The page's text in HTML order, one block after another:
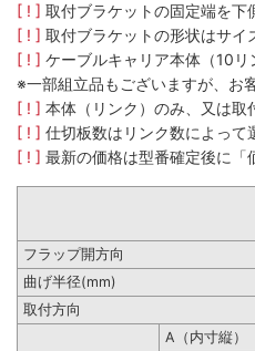
[ ! ] 取付ブラケットの固定端を下
[ ! ] 取付ブラケットの形状はサイ
[ ! ] ケーブルキャリア本体（10
※一部組立品もございますが、お
[ ! ] 本体（リンク）のみ、又は取
[ ! ] 仕切板数はリンク数によって
[ ! ] 最新の価格は型番確定後に「
フラップ開方向
曲げ半径(mm)
取付方向
A（内寸縦）